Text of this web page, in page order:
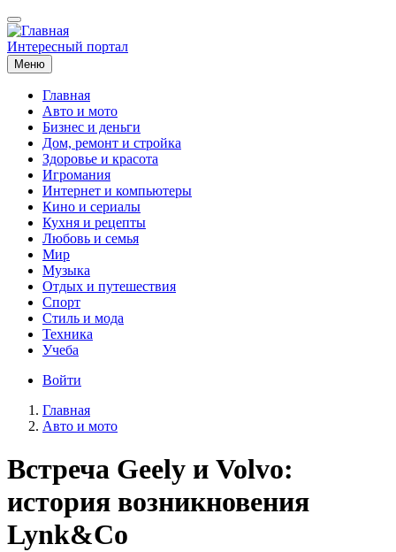
Перейти
к
основному
содержанию
Интересный портал
Меню
Основная
навигация
Главная
Авто и мото
Бизнес и деньги
Дом, ремонт и стройка
Здоровье и красота
Игромания
Интернет и компьютеры
Кино и сериалы
Кухня и рецепты
Любовь и семья
Мир
Музыка
Отдых и путешествия
Спорт
Стиль и мода
Техника
Учеба
Меню
записи
пользователя
Войти
Строка
навигации
Главная
Авто и мото
Встреча Geely и Volvo:
история возникновения
Lynk&Co